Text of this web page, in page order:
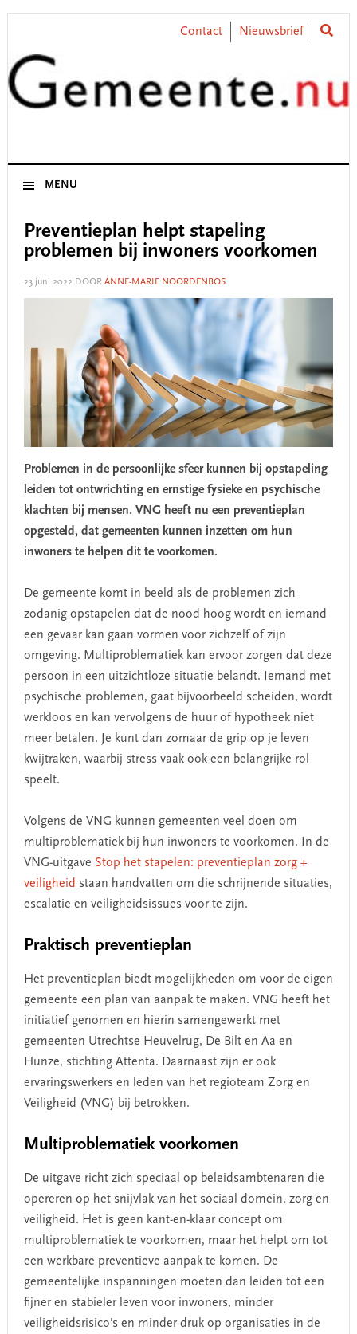
Skip
primary
navigation
Skip
content
Skip
primary
sidebar
Skip
footer
Contact Nieuwsbrief
MENU
Preventieplan helpt stapeling
problemen bij inwoners voorkomen
23 juni 2022DOOR ANNE-MARIE NOORDENBOS
Problemen in de persoonlijke sfeer kunnen bij opstapeling
leiden tot ontwrichting en ernstige fysieke en psychische
klachten bij mensen. VNG heeft nu een preventieplan
opgesteld, dat gemeenten kunnen inzetten om hun
inwoners te helpen dit te voorkomen.
De gemeente komt in beeld als de problemen zich
zodanig opstapelen dat de nood hoog wordt en iemand
een gevaar kan gaan vormen voor zichzelf of zijn
omgeving. Multiproblematiek kan ervoor zorgen dat deze
persoon in een uitzichtloze situatie belandt. Iemand met
psychische problemen, gaat bijvoorbeeld scheiden, wordt
werkloos en kan vervolgens de huur of hypotheek niet
meer betalen. Je kunt dan zomaar de grip op je leven
kwijtraken, waarbij stress vaak ook een belangrijke rol
speelt.
Volgens de VNG kunnen gemeenten veel doen om
multiproblematiek bij hun inwoners te voorkomen. In de
VNG-uitgave Stop het stapelen: preventieplan zorg +
veiligheid staan handvatten om die schrijnende situaties,
escalatie en veiligheidsissues voor te zijn.
Praktisch preventieplan
Het preventieplan biedt mogelijkheden om voor de eigen
gemeente een plan van aanpak te maken. VNG heeft het
initiatief genomen en hierin samengewerkt met
gemeenten Utrechtse Heuvelrug, De Bilt en Aa en
Hunze, stichting Attenta. Daarnaast zijn er ook
ervaringswerkers en leden van het regioteam Zorg en
Veiligheid (VNG) bij betrokken.
Multiproblematiek voorkomen
De uitgave richt zich speciaal op beleidsambtenaren die
opereren op het snijvlak van het sociaal domein, zorg en
veiligheid. Het is geen kant-en-klaar concept om
multiproblematiek te voorkomen, maar het helpt om tot
een werkbare preventieve aanpak te komen. De
gemeentelijke inspanningen moeten dan leiden tot een
fijner en stabieler leven voor inwoners, minder
veiligheidsrisico’s en minder druk op organisaties in de